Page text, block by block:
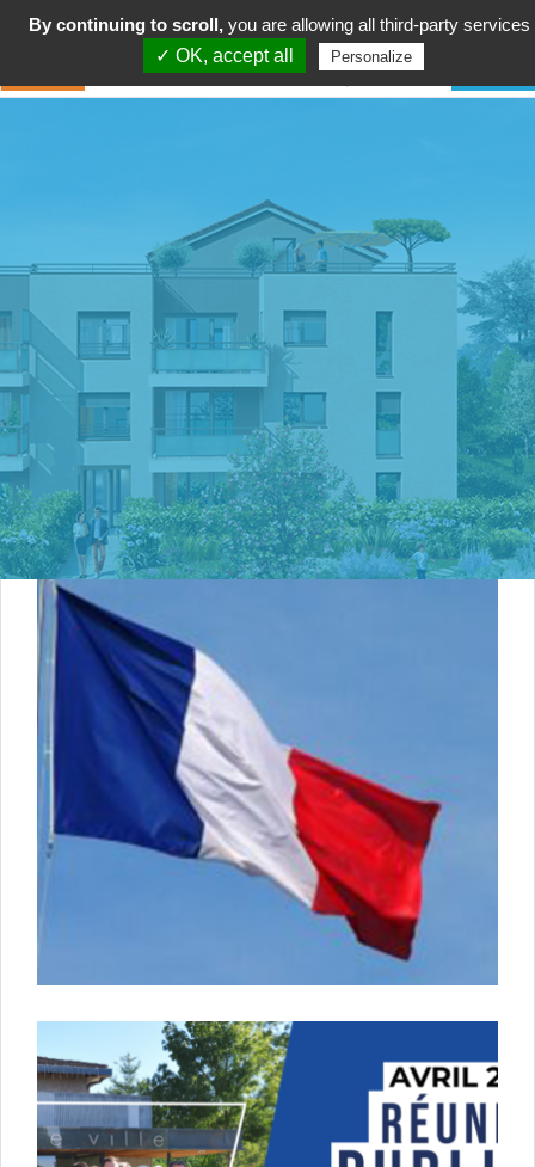
Citoyenneté
By continuing to scroll, you are allowing all third-party services
✓ OK, accept all
Personalize